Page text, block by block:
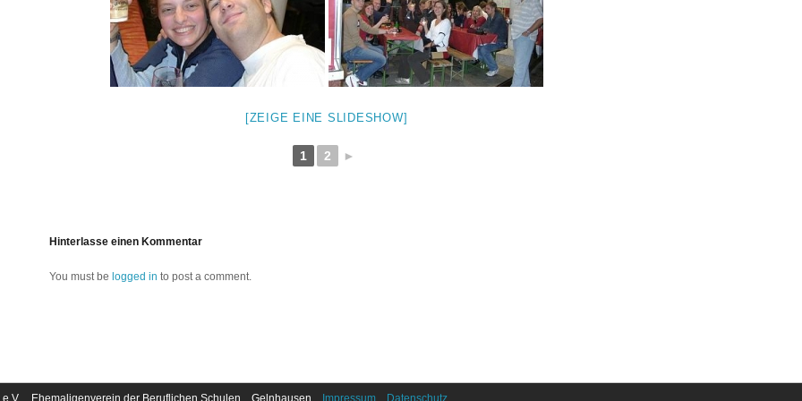
[ZEIGE EINE SLIDESHOW]
1 2 ►
Hinterlasse einen Kommentar
You must be logged in to post a comment.
e.V. Ehemaligenverein der Beruflichen Schulen Gelnhausen Impressum Datenschutz